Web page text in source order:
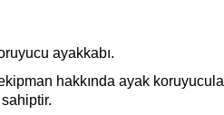
ayakkabı.
hakkında ayak